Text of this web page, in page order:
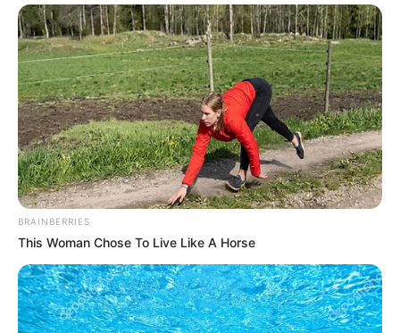
bySzerző • July 4, 2026
BRAINBERRIES
This Woman Chose To Live Like A Horse